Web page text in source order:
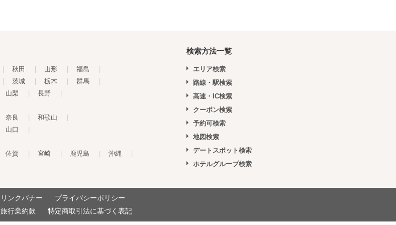
秋田 山形 福島
茨城 栃木 群馬
山梨 長野
奈良 和歌山
山口
佐賀 宮崎 鹿児島 沖縄
検索方法一覧
エリア検索
路線・駅検索
高速・IC検索
クーポン検索
予約可検索
地図検索
デートスポット検索
ホテルグループ検索
リンクバナー
プライバシーポリシー
旅行業約款 特定商取引法に基づく表記